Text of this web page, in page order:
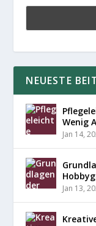
NEUESTE
Wenig
Jan 14,
Jan 13,